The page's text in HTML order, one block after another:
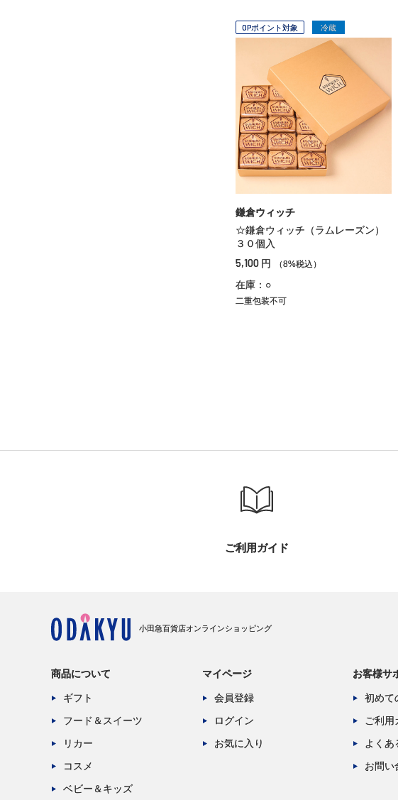
OPポイント対象 冷蔵
鎌倉ウィッチ
☆鎌倉ウィッチ（ラムレーズン）
３０個入
5,100 円 （8%税込）
在庫：○
二重包装不可
ご利用ガイド
小田急百貨店オンラインショッピング
商品について
ギフト
フード＆スイーツ
リカー
コスメ
ベビー＆キッズ
マイページ
会員登録
ログイン
お気に入り
お客様サ
初めて
ご利用
よくあ
お問い